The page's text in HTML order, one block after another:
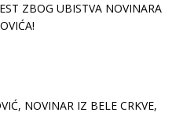
ZBOG UBISTVA NOVINARA
NOVINAR IZ BELE CRKVE,